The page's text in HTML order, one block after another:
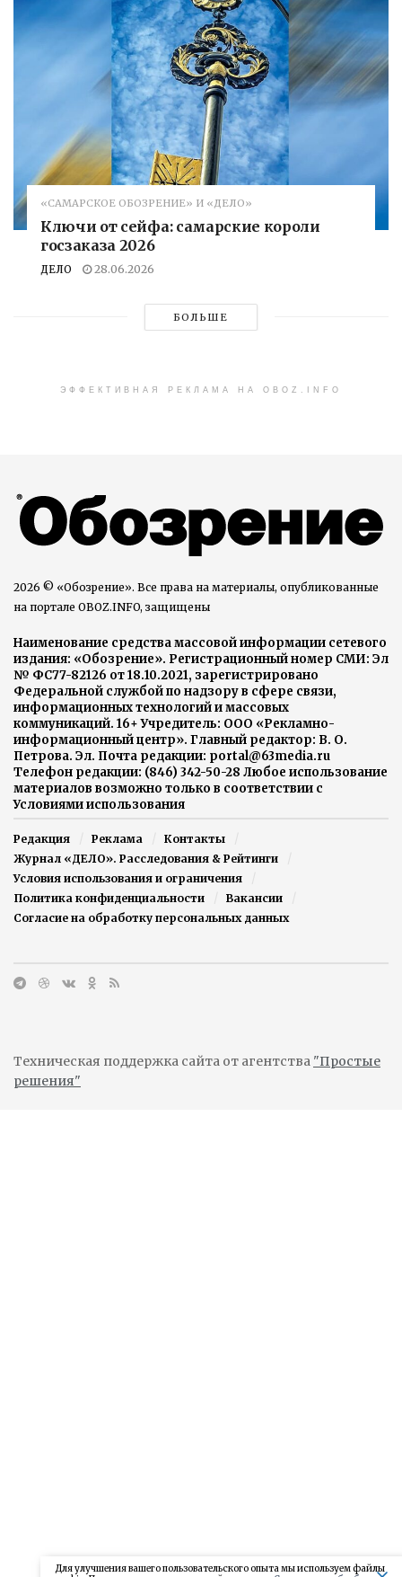
«САМАРСКОЕ ОБОЗРЕНИЕ» И «ДЕЛО»
Ключи от сейфа: самарские короли
госзаказа 2026
ДЕЛО 28.06.2026
БОЛЬШЕ
ЭФФЕКТИВНАЯ РЕКЛАМА НА OBOZ.INFO
2026 © «Обозрение». Все права на материалы, опубликованные
на портале OBOZ.INFO, защищены
Наименование средства массовой информации сетевого
издания: «Обозрение». Регистрационный номер СМИ: Эл
№ ФС77-82126 от 18.10.2021, зарегистрировано
Федеральной службой по надзору в сфере связи,
информационных технологий и массовых
коммуникаций. 16+ Учредитель: ООО «Рекламно-
информационный центр». Главный редактор: В. О.
Петрова. Эл. Почта редакции: portal@63media.ru
Телефон редакции: (846) 342-50-28 Любое использование
материалов возможно только в соответствии с
Условиями использования
Редакция Реклама
Контакты
Журнал «ДЕЛО». Расследования & Рейтинги
Условия использования и ограничения
Политика конфиденциальности
Вакансии
Согласие на обработку персональных данных
Техническая поддержка сайта от агентства "Простые
решения"
Для улучшения вашего пользовательского опыта мы используем файлы